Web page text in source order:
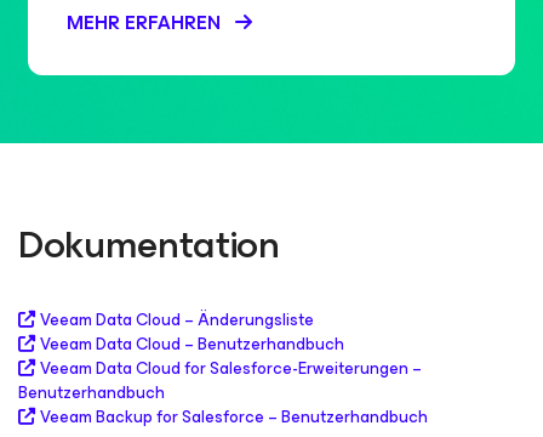
MEHR ERFAHREN
Dokumentation
Veeam Data Cloud – Änderungsliste
Veeam Data Cloud – Benutzerhandbuch
Veeam Data Cloud for Salesforce-Erweiterungen –
Benutzerhandbuch
Veeam Backup for Salesforce – Benutzerhandbuch